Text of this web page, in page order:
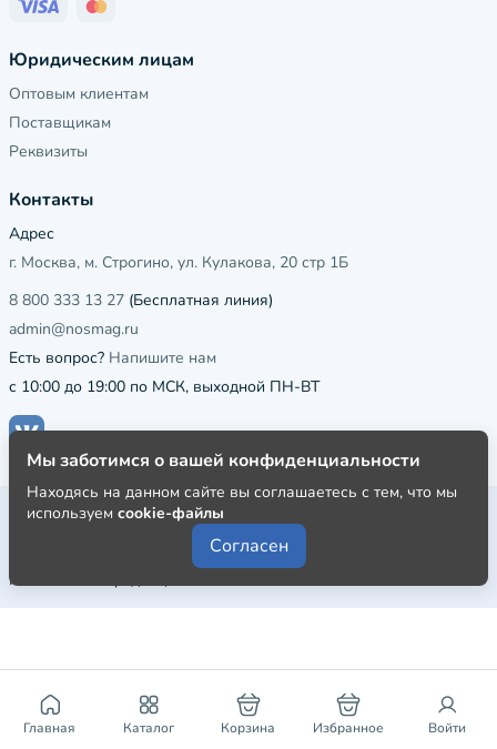
Главная Каталог Корзина Избранное Войти
Юридическим лицам
Оптовым клиентам
Поставщикам
Реквизиты
Контакты
Адрес
г. Москва, м. Строгино, ул. Кулакова, 20 стр 1Б
8 800 333 13 27 (Бесплатная линия)
admin@nosmag.ru
Есть вопрос? Напишите нам
с 10:00 до 19:00 по МСК, выходной ПН-ВТ
Публичная оферта
Пользовательское соглашение
Политика конфиденциальности
Мы заботимся о вашей конфиденциальности
Находясь на данном сайте вы соглашаетесь с тем, что мы
используем cookie-файлы
Согласен